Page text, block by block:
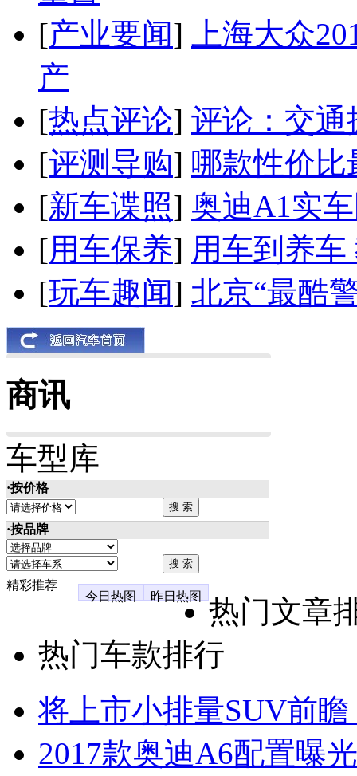
[产业要闻]
上海大众
产
[热点评论] 评论：交通
[评测导购] 哪款性价比
[新车谍照] 奥迪A1实
[用车保养] 用车到养
[玩车趣闻] 北京“最酷
商讯
车型库
·按价格
·按品牌
精彩推荐
今日热图
昨日热图
热门文章
热门车款排行
将上市小排量SUV前
2017款奥迪A6配置曝